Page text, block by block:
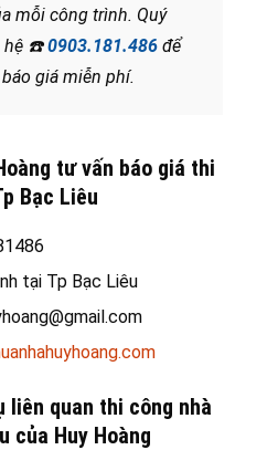
mỗi công trình. Quý
hệ ☎️0903.181.486 để
giá miễn phí.
tư vấn báo giá thi
Bạc Liêu
tại Tp Bạc Liêu
liên quan thi công nhà
của Huy Hoàng